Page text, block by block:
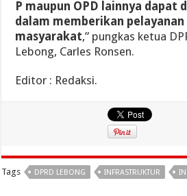
P maupun OPD lainnya dapat
dalam memberikan
masyarakat,” pungkas ketua
Lebong, Carles Ronsen.
Editor : Redaksi.
Tags DPRD LEBONG INFRASTRUKTUR